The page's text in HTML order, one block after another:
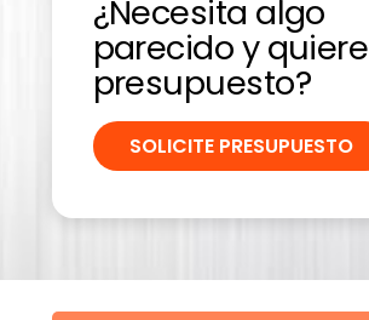
¿Necesita algo
parecido y quiere
presupuesto?
SOLICITE PRESUPUESTO